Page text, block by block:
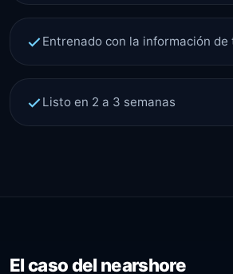
Entrenado con la información de
Listo en 2 a 3 semanas
El caso del nearshore